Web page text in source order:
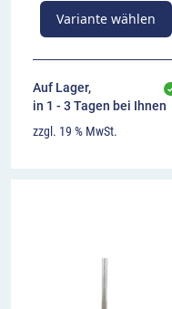
Variante wählen
Auf Lager,
in 1 - 3 Tagen bei Ihnen
zzgl. 19 % MwSt.